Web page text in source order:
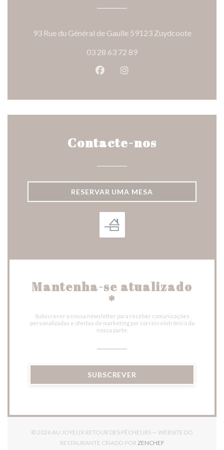
93 Rue du Général de Gaulle 59123 Zuydcoote((abre
03 28 63 72 89
Facebook ((abre numa nova
Instagram ((abre numa
Contacte-nos
RESERVAR UMA MESA
Mantenha-se atualizado
*
Subscrever a nossa newsletter para receber comunicações
personalizadas e ofertas de marketing por correio eletrónico da
nossa parte.
SUBSCREVER
© 2026 AU JOYEUX RETOUR DES PÊCHEURS — WEBSITE DO
RESTAURANTE CRIADO POR ZENCHEF((ABRE NUMA NOVA